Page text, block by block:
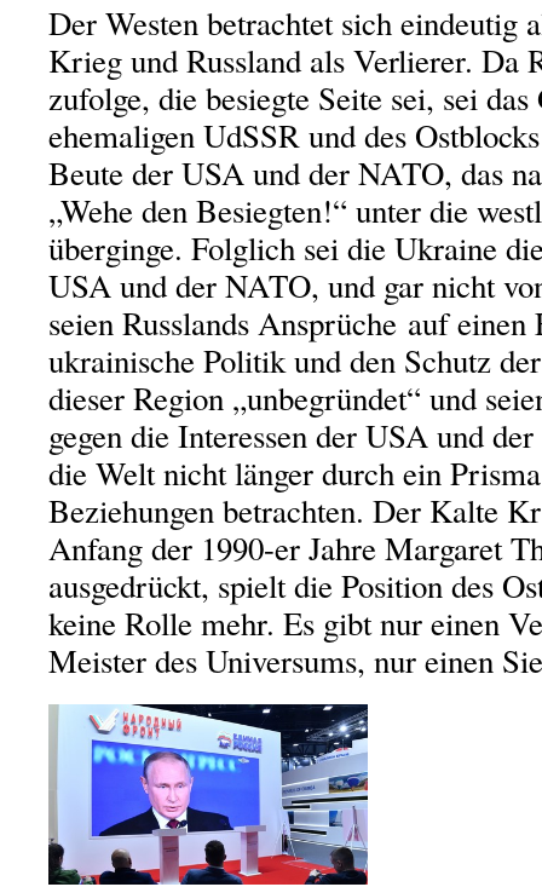
Der Westen betrachtet sich eindeutig
Krieg und Russland als Verlierer. Da
zufolge, die besiegte Seite sei, sei
ehemaligen UdSSR und des
Beute der USA und der NATO, das
„Wehe den Besiegten!“ unter die
überginge. Folglich sei die Ukraine
USA und der NATO, und gar nicht
seien Russlands Ansprüche auf
ukrainische Politik und den Schutz
dieser Region „unbegründet“ und
gegen die Interessen der USA und
die Welt nicht länger durch ein
Beziehungen betrachten. Der Kalte
Anfang der 1990-er Jahre Margaret
ausgedrückt, spielt die Position des
keine Rolle mehr. Es gibt nur einen
Meister des Universums, nur einen